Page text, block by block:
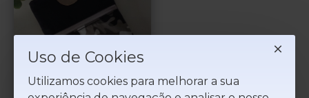
Uso de Cookies
Utilizamos cookies para melhorar a sua